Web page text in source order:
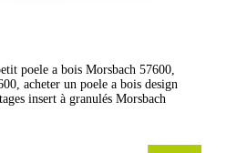
poele a bois Morsbach 57600,
acheter un poele a bois design
insert à granulés Morsbach